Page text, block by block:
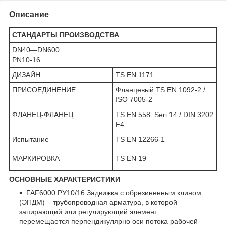
Описание
СТАНДАРТЫ ПРОИЗВОДСТВА
DN40—DN600
PN10-16
ДИЗАЙН
TS EN 1171
ПРИСОЕДИНЕНИЕ
Фланцевый TS EN 1092-2 /
ISO 7005-2
ФЛАНЕЦ-ФЛАНЕЦ
TS EN 558 Seri 14 / DIN 3202
F4
Испытание
TS EN 12266-1
МАРКИРОВКА TS EN 19
ОСНОВНЫЕ ХАРАКТЕРИСТИКИ
FAF6000 РУ10/16 Задвижка с обрезиненным клином
(ЭПДМ) – трубопроводная арматура, в которой
запирающий или регулирующий элемент
перемещается перпендикулярно оси потока рабочей